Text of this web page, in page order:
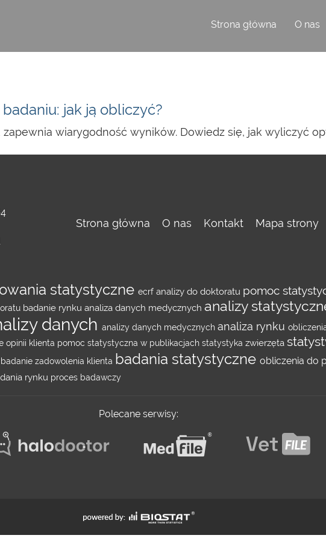
Strona główna O nas
jak ją obliczyć?
wiarygodność wyników. Dowiedz się, jak wyliczyć
Strona główna O nas Kontakt Mapa strony
statystyczne ecrf analizy do doktoratu pomoc
badanie rynku analiza danych medycznych analizy
danych analizy danych medycznych analiza rynku
opinii klienta pomoc statystyczna w publikacjach statystyka zwierzęta
badanie zadowolenia klienta badania statystyczne obliczenia do
rynku proces badawczy
Polecane serwisy: